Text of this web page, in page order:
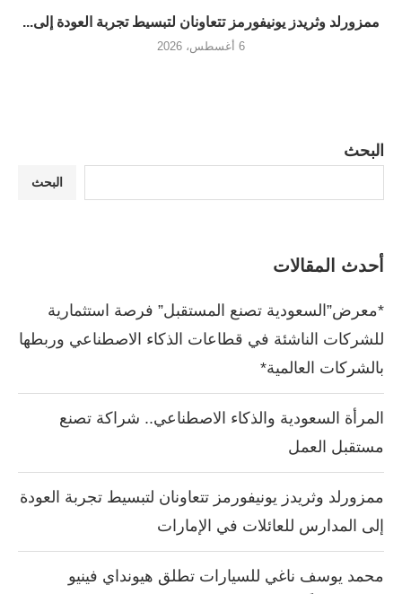
ممزورلد وثريدز يونيفورمز تتعاونان لتبسيط تجربة العودة إلى...
6 أغسطس، 2026
البحث
البحث
أحدث المقالات
*معرض”السعودية تصنع المستقبل” فرصة استثمارية
للشركات الناشئة في قطاعات الذكاء الاصطناعي وربطها
بالشركات العالمية*
المرأة السعودية والذكاء الاصطناعي.. شراكة تصنع
مستقبل العمل
ممزورلد وثريدز يونيفورمز تتعاونان لتبسيط تجربة العودة
إلى المدارس للعائلات في الإمارات
محمد يوسف ناغي للسيارات تطلق هيونداي فينيو